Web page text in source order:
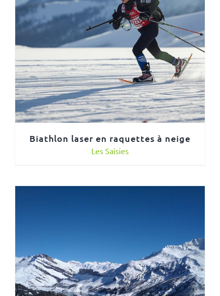
Biathlon laser en raquettes à neige
Les Saisies